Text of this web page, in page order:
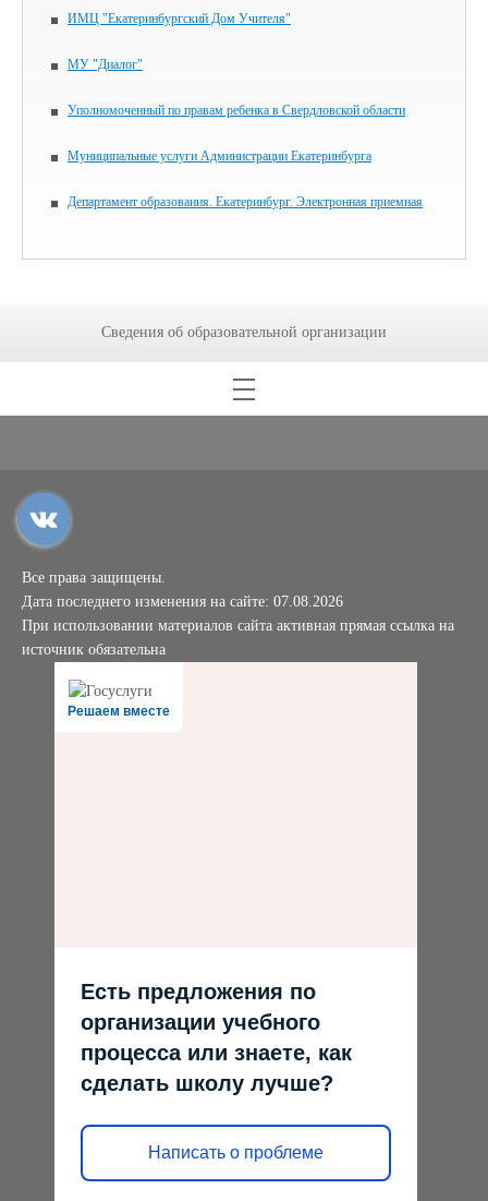
ИМЦ "Екатеринбургский Дом Учителя"
МУ "Диалог"
Уполномоченный по правам ребенка в Свердловской области
Муниципальные услуги Администрации Екатеринбурга
Департамент образования. Екатеринбург. Электронная приемная
Сведения об образовательной организации
Все права защищены.
Дата последнего изменения на сайте: 07.08.2026
При использовании материалов сайта активная прямая ссылка на
источник обязательна
Решаем вместе
Есть предложения по
организации учебного
процесса или знаете, как
сделать школу лучше?
Написать о проблеме